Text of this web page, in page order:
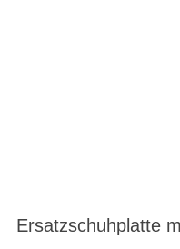
Ersatzschuhplatte